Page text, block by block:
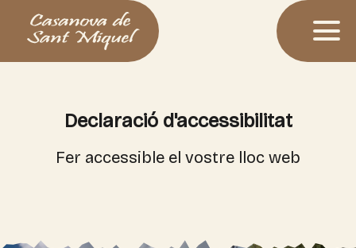
Declaració d'accessibilitat
Fer accessible el vostre lloc web